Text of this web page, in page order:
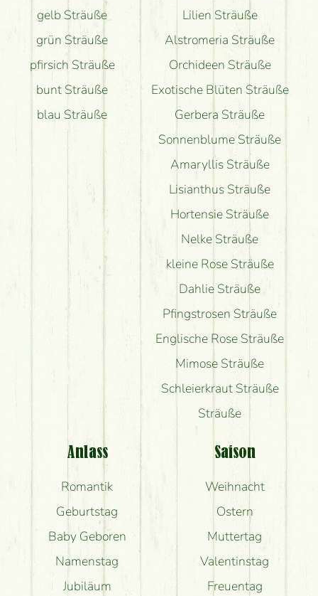
gelb Sträuße
grün Sträuße
pfirsich Sträuße
bunt Sträuße
blau Sträuße
Lilien Sträuße
Alstromeria Sträuße
Orchideen Sträuße
Exotische Blüten Sträuße
Gerbera Sträuße
Sonnenblume Sträuße
Amaryllis Sträuße
Lisianthus Sträuße
Hortensie Sträuße
Nelke Sträuße
kleine Rose Sträuße
Dahlie Sträuße
Pfingstrosen Sträuße
Englische Rose Sträuße
Mimose Sträuße
Schleierkraut Sträuße
Sträuße
Anlass
Romantik
Geburtstag
Baby Geboren
Namenstag
Jubiläum
Saison
Weihnacht
Ostern
Muttertag
Valentinstag
Freuentag